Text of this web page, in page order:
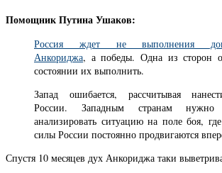
Помощник Путина Ушаков:
Россия ждет не выполнения
Анкориджа, а победы. Одна из сторон
состоянии их выполнить.
Запад ошибается, рассчитывая
России. Западным странам нужно
анализировать ситуацию на поле боя,
силы России постоянно продвигаются
Спустя 10 месяцев дух Анкориджа таки